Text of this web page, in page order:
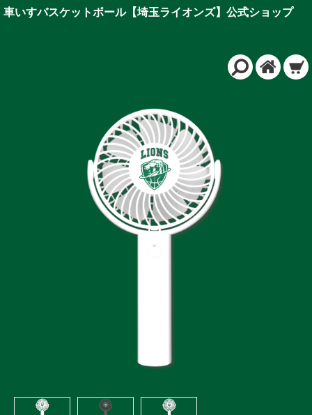
車いすバスケットボール【埼玉ライオンズ】公式ショップ